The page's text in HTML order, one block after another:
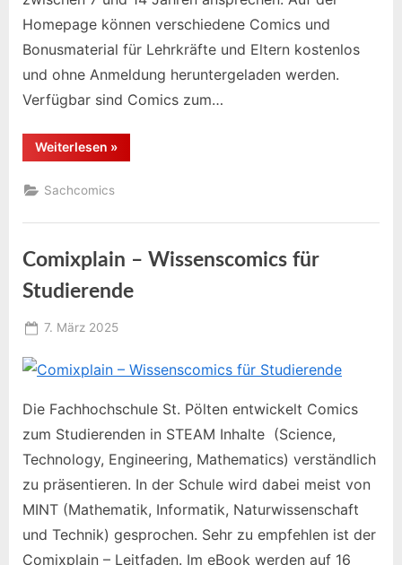
Homepage können verschiedene Comics und
Bonusmaterial für Lehrkräfte und Eltern kostenlos
und ohne Anmeldung heruntergeladen werden.
Verfügbar sind Comics zum…
Weiterlesen “Akademics
–
»
Sachcomics
Comixplain – Wissenscomics für
Studierende
Posted
7. März 2025
Die Fachhochschule St. Pölten entwickelt Comics
zum Studierenden in STEAM Inhalte (Science,
Technology, Engineering, Mathematics) verständlich
zu präsentieren. In der Schule wird dabei meist von
MINT (Mathematik, Informatik, Naturwissenschaft
und Technik) gesprochen. Sehr zu empfehlen ist der
Comixplain – Leitfaden. Im eBook werden auf 16